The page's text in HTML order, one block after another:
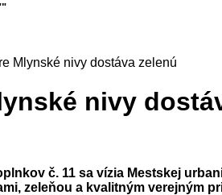
"
Mlynské nivy dostáva zelenú
nivy
č. 11 sa vízia Mestskej
zeleňou a kvalitným verejným